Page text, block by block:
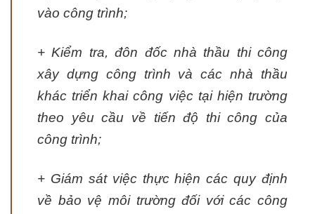
vào công trình;
+ Kiểm tra, đôn đốc nhà thầu thi công
xây dựng công trình và các nhà thầu
khác triển khai công việc tại hiện trường
theo yêu cầu về tiến độ thi công của
công trình;
+ Giám sát việc thực hiện các quy định
về bảo vệ môi trường đối với các công